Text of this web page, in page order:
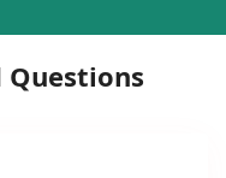
Questions